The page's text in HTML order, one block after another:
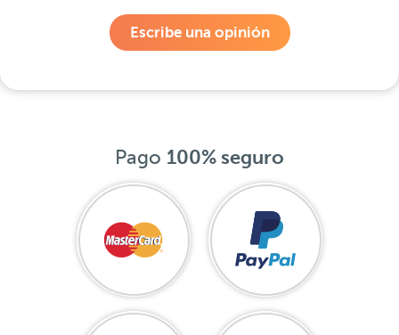
Escribe una opinión
Pago 100% seguro